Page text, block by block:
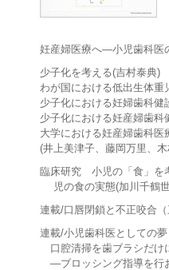
妊産婦医療へ―小児歯科医
少子化を考える(吉村泰典)
わが国における低出生体
少子化における妊婦歯科
少子化における妊産婦歯
大学における妊産婦歯科
(井上美津子、藤岡万里、
臨床研究 小児の「食」を
児の食の実態(加川千鶴世
連載/口唇閉鎖と不正咬合
連載/小児歯科医としての
口腔清掃を歯ブラシだけ
―ブロッシング指導を行